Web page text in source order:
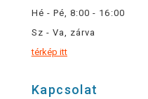
Hé - Pé, 8:00 - 16:00
Sz - Va, zárva
térkép itt
Kapcsolat